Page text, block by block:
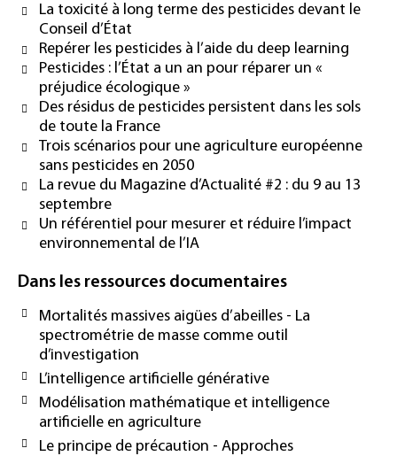
La toxicité à long terme des pesticides devant le
Conseil d’État
Repérer les pesticides à l’aide du deep learning
Pesticides : l’État a un an pour réparer un «
préjudice écologique »
Des résidus de pesticides persistent dans les sols
de toute la France
Trois scénarios pour une agriculture européenne
sans pesticides en 2050
La revue du Magazine d’Actualité #2 : du 9 au 13
septembre
Un référentiel pour mesurer et réduire l’impact
environnemental de l’IA
Dans les ressources documentaires
Mortalités massives aigües d’abeilles - La
spectrométrie de masse comme outil
d’investigation
L’intelligence artificielle générative
Modélisation mathématique et intelligence
artificielle en agriculture
Le principe de précaution - Approches